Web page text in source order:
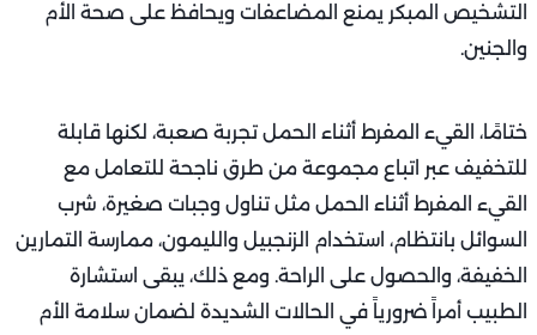
التشخيص المبكر يمنع المضاعفات ويحافظ على صحة الأم
والجنين.
ختامًا، القيء المفرط أثناء الحمل تجربة صعبة، لكنها قابلة
للتخفيف عبر اتباع مجموعة من طرق ناجحة للتعامل مع
القيء المفرط أثناء الحمل مثل تناول وجبات صغيرة، شرب
السوائل بانتظام، استخدام الزنجبيل والليمون، ممارسة التمارين
الخفيفة، والحصول على الراحة. ومع ذلك، يبقى استشارة
الطبيب أمراً ضرورياً في الحالات الشديدة لضمان سلامة الأم